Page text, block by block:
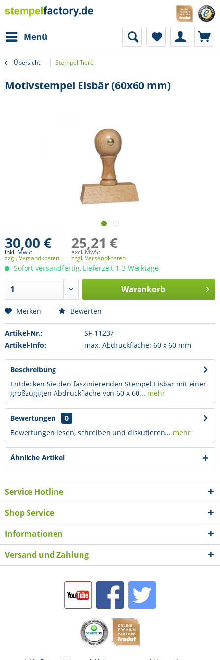
Menü
Übersicht Stempel Tiere
Motivstempel Eisbär (60x60 mm)
30,00 €
inkl. MwSt.
zzgl. Versandkosten
25,21 €
excl. MwSt.
zzgl. Versandkosten
Sofort versandfertig, Lieferzeit 1-3 Werktage
Warenkorb
Merken Bewerten
Artikel-Nr.:
SF-11237
Artikel-Info:
max. Abdruckfläche: 60 x 60 mm
Beschreibung
Entdecken Sie den faszinierenden Stempel Eisbär mit einer
großzügigen Abdruckfläche von 60 x 60... mehr
Bewertungen
0
Bewertungen lesen, schreiben und diskutieren... mehr
Ähnliche Artikel
Service Hotline
Shop Service
Informationen
Versand und Zahlung